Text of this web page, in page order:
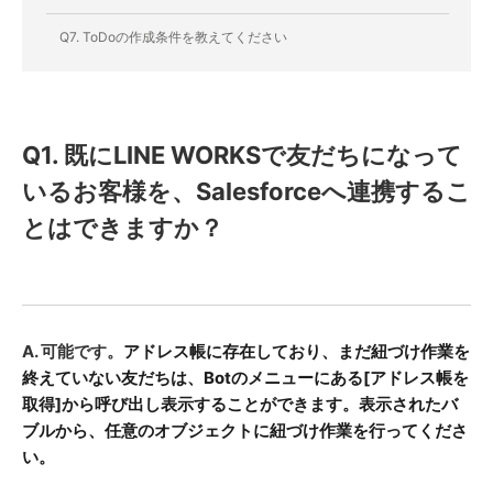
Q7. ToDoの作成条件を教えてください
Q1. 既にLINE WORKSで友だちになって
いるお客様を、Salesforceへ連携するこ
とはできますか？
A. 可能です。 アドレス帳に存在しており、まだ紐づけ作業を
終えていない友だちは、Botのメニューにある[アドレス帳を
取得]から呼び出し表示することができます。表示されたバ
ブルから、任意のオブジェクトに紐づけ作業を行ってくださ
い。